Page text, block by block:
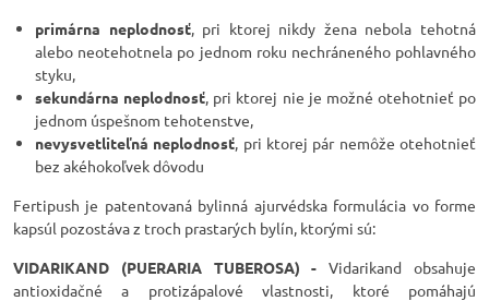
primárna neplodnosť, pri ktorej nikdy žena nebola tehotná
alebo neotehotnela po jednom roku nechráneného pohlavného
styku,
sekundárna neplodnosť, pri ktorej nie je možné otehotnieť po
jednom úspešnom tehotenstve,
nevysvetliteľná neplodnosť, pri ktorej pár nemôže otehotnieť
bez akéhokoľvek dôvodu
Fertipush je patentovaná bylinná ajurvédska formulácia vo forme
kapsúl pozostáva z troch prastarých bylín, ktorými sú:
VIDARIKAND (PUERARIA TUBEROSA) -Vidarikand obsahuje
antioxidačné a protizápalové vlastnosti, ktoré pomáhajú